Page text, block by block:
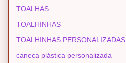
TOALHAS
TOALHINHAS
TOALHINHAS PERSONALIZADAS
caneca plástica personalizada